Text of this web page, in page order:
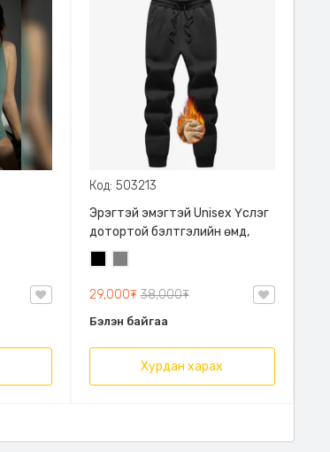
Код: 503213
Эрэгтэй эмэгтэй Unisex Үслэг
дотортой бэлтгэлийн өмд,
29,000₮38,000₮
Бэлэн байгаа
Хурдан харах